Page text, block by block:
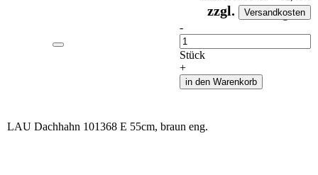
auf Anfrageliste
-
Anzahl
Stück
+
in den Warenkorb
zzgl. Versandkosten
LAU Dachhahn 101368 E 55cm, braun eng.